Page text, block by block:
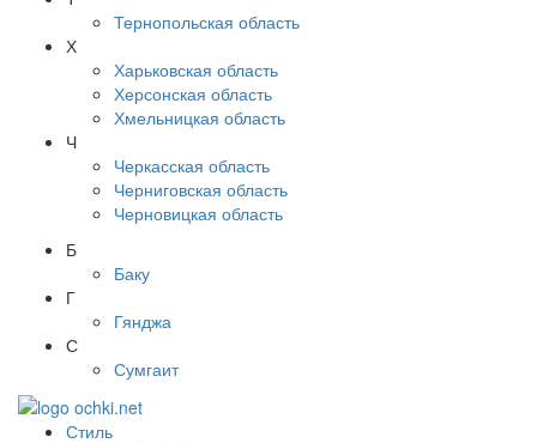
Тернопольская область
Х
Харьковская область
Херсонская область
Хмельницкая область
Ч
Черкасская область
Черниговская область
Черновицкая область
Б
Баку
Г
Гянджа
С
Сумгаит
Стиль